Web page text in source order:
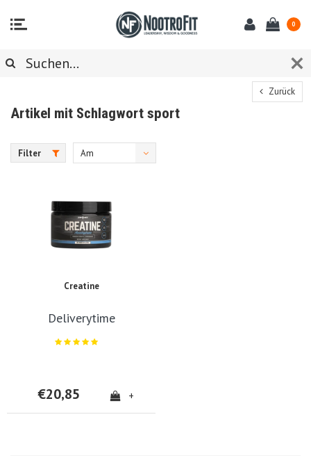
0
Zurück
Artikel mit Schlagwort sport
Filter
Am
Creatine
Deliverytime
€20,85 +